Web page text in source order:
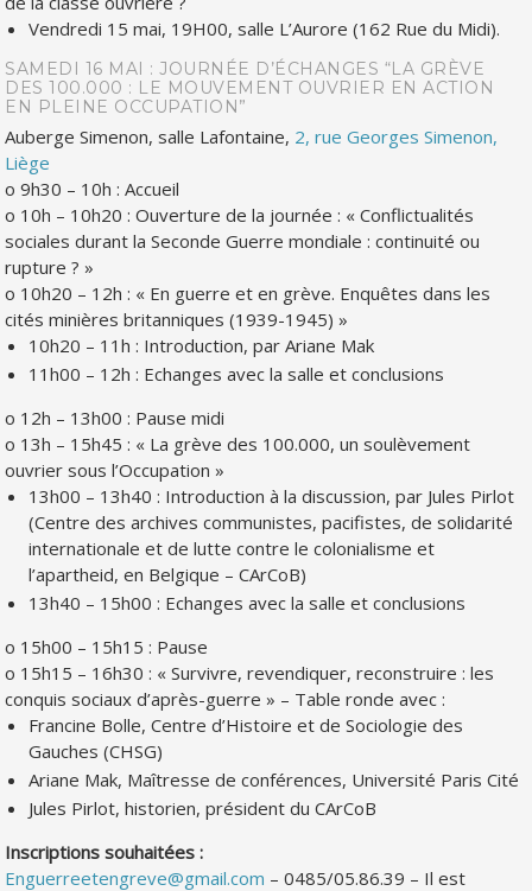
Vendredi 15 mai, 19H00, salle L’Aurore (162 Rue du Midi).
SAMEDI 16 MAI : JOURNÉE D’ÉCHANGES “LA GRÈVE
DES 100.000 : LE MOUVEMENT OUVRIER EN ACTION
EN PLEINE OCCUPATION”
Auberge Simenon, salle Lafontaine, 2, rue Georges Simenon,
Liège
o 9h30 – 10h : Accueil
o 10h – 10h20 : Ouverture de la journée : « Conflictualités
sociales durant la Seconde Guerre mondiale : continuité ou
rupture ? »
o 10h20 – 12h : « En guerre et en grève. Enquêtes dans les
cités minières britanniques (1939-1945) »
10h20 – 11h : Introduction, par Ariane Mak
11h00 – 12h : Echanges avec la salle et conclusions
o 12h – 13h00 : Pause midi
o 13h – 15h45 : « La grève des 100.000, un soulèvement
ouvrier sous l’Occupation »
13h00 – 13h40 : Introduction à la discussion, par Jules Pirlot
(Centre des archives communistes, pacifistes, de solidarité
internationale et de lutte contre le colonialisme et
l’apartheid, en Belgique – CArCoB)
13h40 – 15h00 : Echanges avec la salle et conclusions
o 15h00 – 15h15 : Pause
o 15h15 – 16h30 : « Survivre, revendiquer, reconstruire : les
conquis sociaux d’après-guerre » – Table ronde avec :
Francine Bolle, Centre d’Histoire et de Sociologie des
Gauches (CHSG)
Ariane Mak, Maîtresse de conférences, Université Paris Cité
Jules Pirlot, historien, président du CArCoB
Inscriptions souhaitées :
Enguerreetengreve@gmail.com – 0485/05.86.39 – Il est